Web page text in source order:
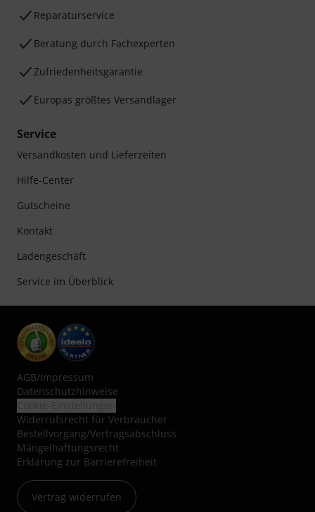
Reparaturservice
Beratung durch Fachexperten
Zufriedenheitsgarantie
Europas größtes Versandlager
Service
Versandkosten und Lieferzeiten
Hilfe-Center
Gutscheine
Kontakt
Ladengeschäft
Service im Überblick
AGB/Impressum
Datenschutzhinweise
Widerrufsrecht für Verbraucher
Bestellvorgang/Vertragsabschluss
Mängelhaftungsrecht
Erklärung zur Barrierefreiheit
Vertrag widerrufen